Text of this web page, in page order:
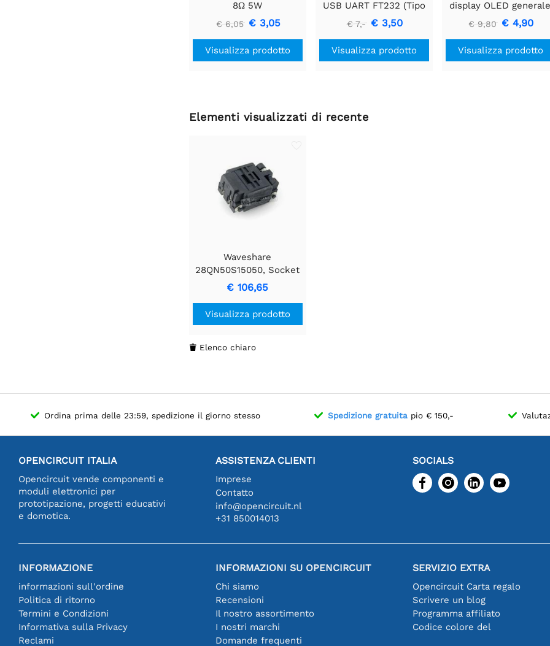
8Ω 5W
€ 6,05 € 3,05
Visualizza prodotto
USB UART FT232 (Tipo
A), Modulo di
Comunicazione USB a
TTL (UART)
€ 7,- € 3,50
Visualizza prodotto
display OLED generale
da 0,91 pollici, 128x32
€ 9,80 € 4,90
Visualizza prodotto
Elementi visualizzati di recente
Waveshare
28QN50S15050, Socket
di test e burn-in
€ 106,65
Visualizza prodotto
 Elenco chiaro
Ordina prima delle 23:59, spedizione il giorno stesso Spedizione gratuita pio € 150,-
OPENCIRCUIT ITALIA
Opencircuit vende componenti e
moduli elettronici per
prototipazione, progetti educativi
e domotica.
ASSISTENZA CLIENTI
Imprese
Contatto
info@opencircuit.nl
+31 850014013
SOCIALS
INFORMAZIONE
informazioni sull'ordine
Politica di ritorno
Termini e Condizioni
Informativa sulla Privacy
Reclami
INFORMAZIONI SU OPENCIRCUIT
Chi siamo
Recensioni
Il nostro assortimento
I nostri marchi
Domande frequenti
SERVIZIO EXTRA
Opencircuit Carta regalo
Scrivere un blog
Programma affiliato
Codice colore del